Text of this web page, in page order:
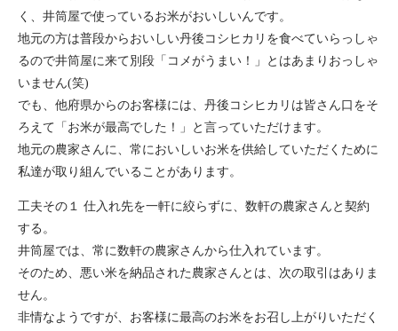
く、井筒屋で使っているお米がおいしいんです。
地元の方は普段からおいしい丹後コシヒカリを食べていらっしゃ
るので井筒屋に来て別段「コメがうまい！」とはあまりおっしゃ
いません(笑)
でも、他府県からのお客様には、丹後コシヒカリは皆さん口をそ
ろえて「お米が最高でした！」と言っていただけます。
地元の農家さんに、常においしいお米を供給していただくために
私達が取り組んでいることがあります。
工夫その１ 仕入れ先を一軒に絞らずに、数軒の農家さんと契約
する。
井筒屋では、常に数軒の農家さんから仕入れています。
そのため、悪い米を納品された農家さんとは、次の取引はありま
せん。
非情なようですが、お客様に最高のお米をお召し上がりいただく